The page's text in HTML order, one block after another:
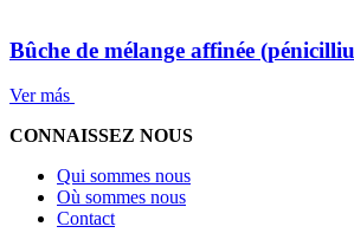
Bûche de mélange affinée
Ver más
CONNAISSEZ NOUS
Qui sommes nous
Où sommes nous
Contact